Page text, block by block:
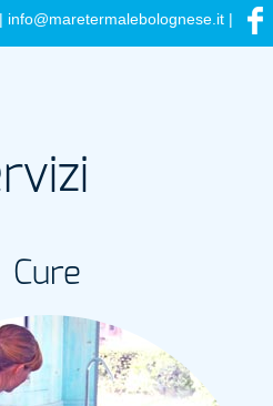
info@maretermalebolognese.it |
Cure